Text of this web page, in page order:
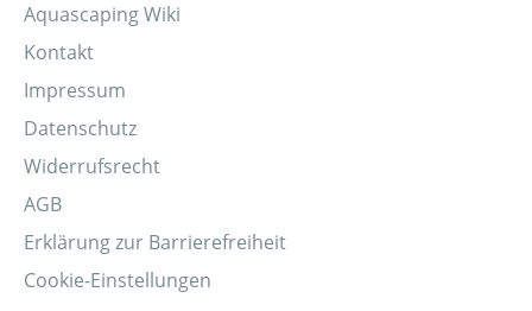
Aquascaping Wiki
Kontakt
Impressum
Datenschutz
Widerrufsrecht
AGB
Erklärung zur Barrierefreiheit
Cookie-Einstellungen